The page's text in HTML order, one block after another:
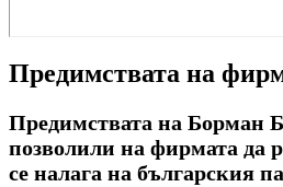
Предимствата на
Предимствата на Борман
позволили на фирмата да
се налага на българския